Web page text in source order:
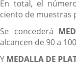
En total, el
ciento de muestras
Se concederá
alcancen de 90 a
Y MEDALLA DE